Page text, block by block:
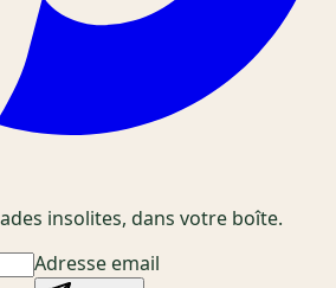
insolites, dans votre boîte.
Adresse email